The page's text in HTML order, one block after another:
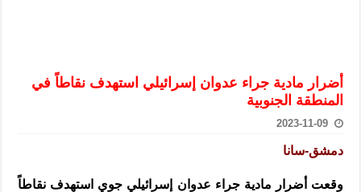
سوريا تبحث مع الإيسيسكو التعاون في البحث العلمي وحماية التراث
أضرار مادية جراء عدوان إسرائيلي استهدف نقاطاً في
المنطقة الجنوبية
2023-11-09
دمشق-سانا
وقعت أضرار مادية جراء عدوان إسرائيلي جوي استهدف نقاطاً